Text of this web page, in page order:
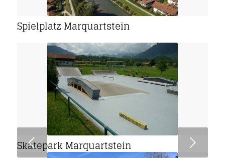
Spielplatz Marquartstein
Skatepark Marquartstein
Weiter